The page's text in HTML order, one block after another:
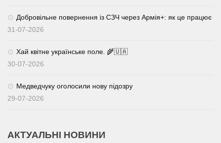
Добровільне повернення із СЗЧ через Армія+: як це працює
31-07-2026
Хай квітне українське поле. 🌾🇺🇦
30-07-2026
Медведчуку оголосили нову підозру
29-07-2026
АКТУАЛЬНІ НОВИНИ